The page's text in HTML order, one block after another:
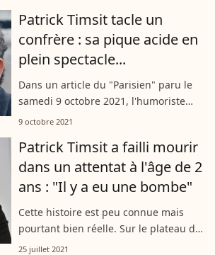
cette scène, la comédienne a...
Patrick Timsit tacle un
confrère : sa pique acide en
plein spectacle...
Dans un article du "Parisien" paru le
samedi 9 octobre 2021, l'humoriste
Patrick Timsit se confie sur les sujets
dernier de sa carrière, "Adieu......
9 octobre 2021
Patrick Timsit a failli mourir
dans un attentat à l'âge de 2
ans : "Il y a eu une bombe"
Cette histoire est peu connue mais
pourtant bien réelle. Sur le plateau de
"Salut les Terriens !" en 2016, Patrick
25 juillet 2021